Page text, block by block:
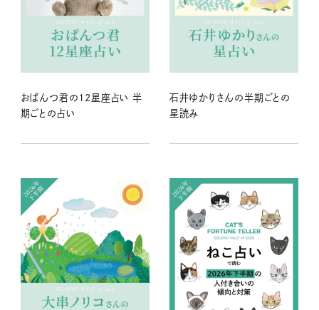
おぱんつ君の12星座占い 半
期ごとの占い
石井ゆかりさんの半期ごとの
星読み